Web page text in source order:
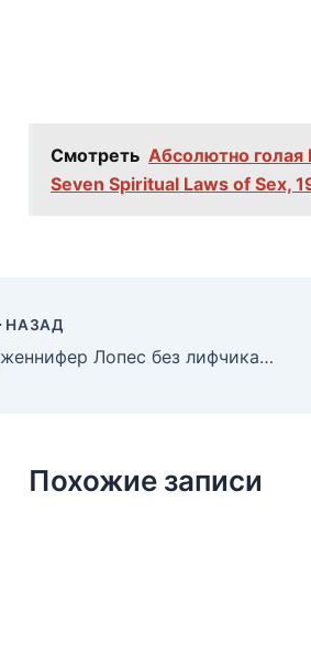
Смотреть Абсолютно
Seven Spiritual Laws of Sex,
НАЗАД
Дженнифер Лопес без лифчика на премии «Оскар», 25.03.2001
Похожие записи